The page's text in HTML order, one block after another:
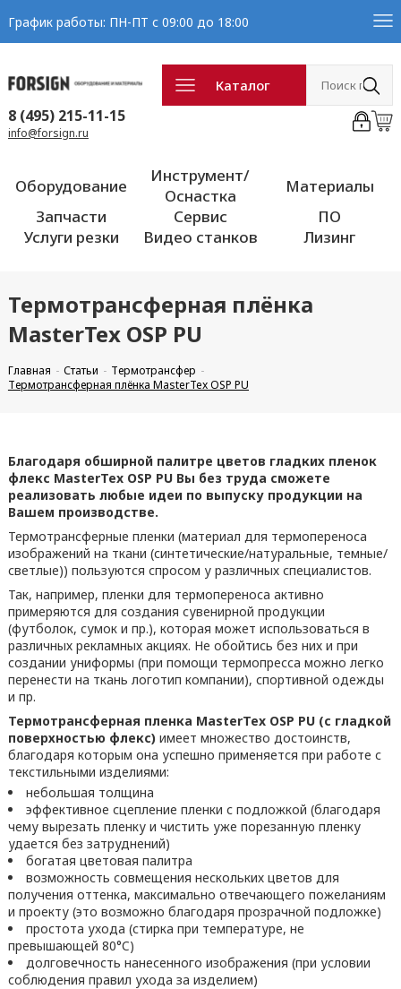
График работы: ПН-ПТ с 09:00 до 18:00
Каталог
8 (495) 215-11-15
info@forsign.ru
Оборудование
Инструмент/
Оснастка
Материалы
Запчасти
Сервис
ПО
Услуги резки
Видео станков Лизинг
Термотрансферная плёнка
MasterTex OSP PU
Главная Статьи
Термотрансфер
Термотрансферная плёнка MasterTex OSP PU
Благодаря обширной палитре цветов гладких пленок
флекс MasterTex OSP PU Вы без труда сможете
реализовать любые идеи по выпуску продукции на
Вашем производстве.
Термотрансферные пленки (материал для термопереноса
изображений на ткани (синтетические/натуральные, темные/
светлые)) пользуются спросом у различных специалистов.
Так, например, пленки для термопереноса активно
примеряются для создания сувенирной продукции
(футболок, сумок и пр.), которая может использоваться в
различных рекламных акциях. Не обойтись без них и при
создании униформы (при помощи термопресса можно легко
перенести на ткань логотип компании), спортивной одежды
и пр.
Термотрансферная пленка MasterTex OSP PU (с гладкой
поверхностью флекс) имеет множество достоинств,
благодаря которым она успешно применяется при работе с
текстильными изделиями:
небольшая толщина
эффективное сцепление пленки с подложкой (благодаря
чему вырезать пленку и чистить уже порезанную пленку
удается без затруднений)
богатая цветовая палитра
возможность совмещения нескольких цветов для
получения оттенка, максимально отвечающего пожеланиям
и проекту (это возможно благодаря прозрачной подложке)
простота ухода (стирка при температуре, не
превышающей 80°C)
долговечность нанесенного изображения (при условии
соблюдения правил ухода за изделием)